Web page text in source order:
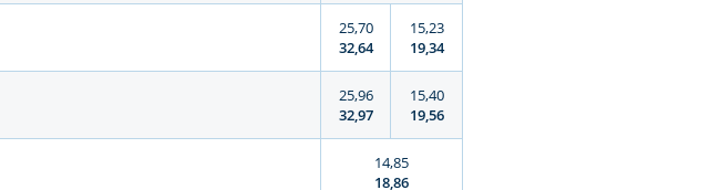
25,70
32,64
15,23
19,34
25,96
32,97
15,40
19,56
14,85
18,86